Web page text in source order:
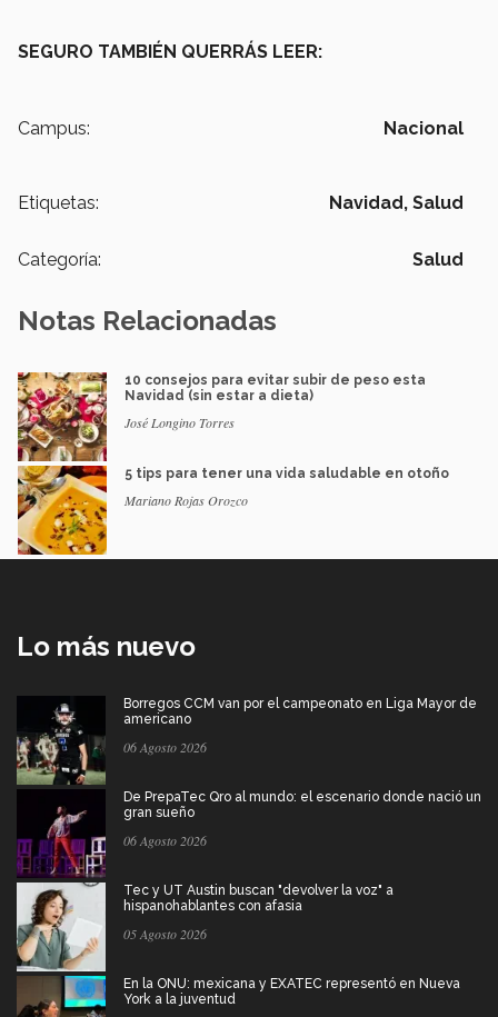
SEGURO TAMBIÉN QUERRÁS LEER:
Campus: Nacional
Etiquetas: Navidad, Salud
Categoría: Salud
Notas Relacionadas
10 consejos para evitar subir de peso esta
Navidad (sin estar a dieta)
José Longino Torres
5 tips para tener una vida saludable en otoño
Mariano Rojas Orozco
Lo más nuevo
Borregos CCM van por el campeonato en Liga Mayor de
americano
06 Agosto 2026
De PrepaTec Qro al mundo: el escenario donde nació un
gran sueño
06 Agosto 2026
Tec y UT Austin buscan "devolver la voz" a
hispanohablantes con afasia
05 Agosto 2026
En la ONU: mexicana y EXATEC representó en Nueva
York a la juventud